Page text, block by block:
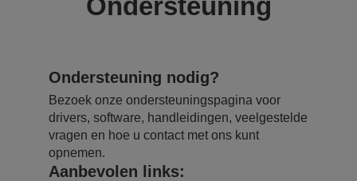
Ondersteuning nodig?
Bezoek onze ondersteuningspagina voor
drivers, software, handleidingen, veelgestelde
vragen en hoe u contact met ons kunt
opnemen.
Aanbevolen links: